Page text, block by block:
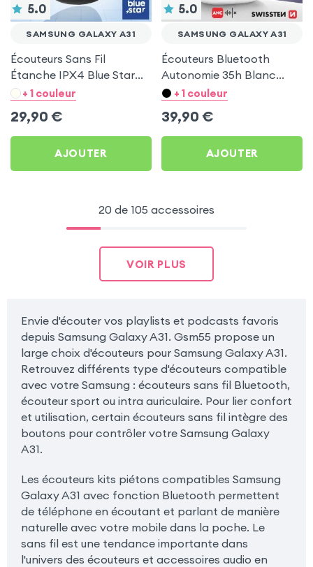
5.0
SAMSUNG GALAXY A31
Écouteurs Sans Fil
Étanche IPX4 Blue Star
Noir pour Samsung
+ 1 couleur
29,90 €
AJOUTER
5.0
SAMSUNG GALAXY A31
Écouteurs Bluetooth
Autonomie 35h Blanc
pour Samsung Galaxy A31
+ 1 couleur
39,90 €
AJOUTER
20 de 105 accessoires
VOIR PLUS
Envie d'écouter vos playlists et podcasts favoris
depuis Samsung Galaxy A31. Gsm55 propose un
large choix d'écouteurs pour Samsung Galaxy A31.
Retrouvez différents type d'écouteurs compatible
avec votre Samsung : écouteurs sans fil Bluetooth,
écouteur sport ou intra auriculaire. Pour lier confort
et utilisation, certain écouteurs sans fil intègre des
boutons pour contrôler votre Samsung Galaxy
A31.
Les écouteurs kits piétons compatibles Samsung
Galaxy A31 avec fonction Bluetooth permettent
de téléphone en écoutant et parlant de manière
naturelle avec votre mobile dans la poche. Le
sans fil est une tendance importante dans
l'univers des écouteurs et accessoires audio en